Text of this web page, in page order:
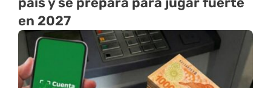
en 2027